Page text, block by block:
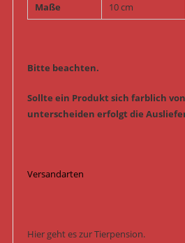
Maße
10 cm
Bitte beachten.
Sollte ein Produkt sich farblich
unterscheiden erfolgt die
Versandarten
Hier geht es zur Tierpension.